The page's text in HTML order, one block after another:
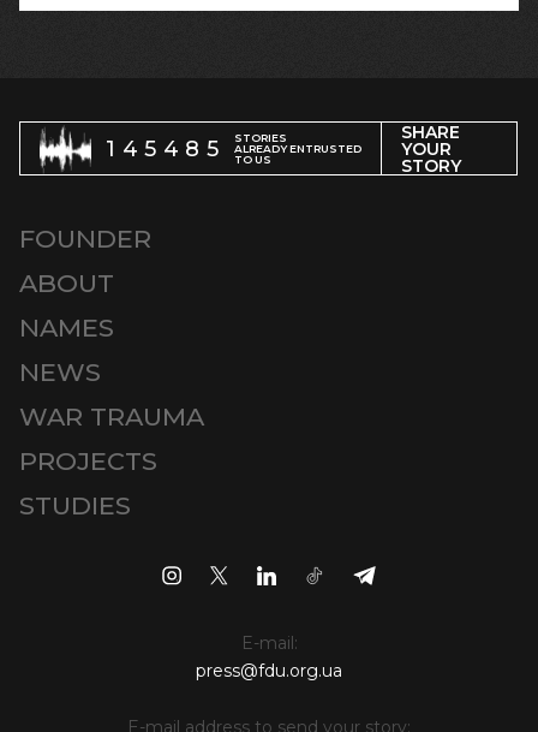
145485
STORIES
ALREADY ENTRUSTED
TO US
SHARE
YOUR
STORY
FOUNDER
ABOUT
NAMES
NEWS
WAR TRAUMA
PROJECTS
STUDIES
E-mail:
press@fdu.org.ua